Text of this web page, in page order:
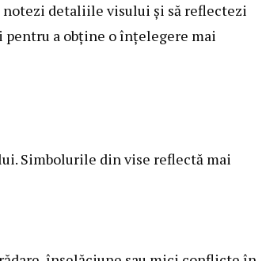
notezi detaliile visului și să reflectezi
a obține o înțelegere mai
Simbolurile din vise reflectă mai